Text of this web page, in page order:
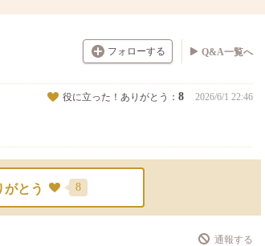
フォローする Q&A一覧へ
役に立った！ありがとう： 8 2026/6/1 22:46
がとう 8
通報する